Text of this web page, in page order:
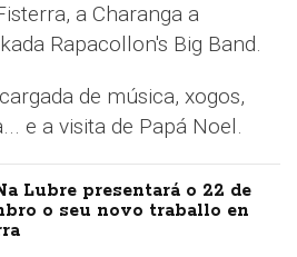
a Charanga a
Rapacollon's Big Band.
de música, xogos,
e a visita de Papá Noel.
Lubre presentará o 22 de
o seu novo traballo en